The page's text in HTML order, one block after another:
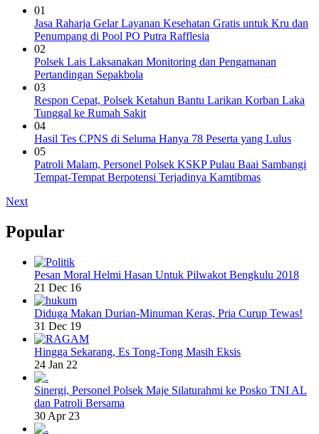
01
Jasa Raharja Gelar Layanan Kesehatan Gratis untuk Kru dan
Penumpang di Pool PO Putra Rafflesia
02
Polsek Lais Laksanakan Monitoring dan Pengamanan
Pertandingan Sepakbola
03
Respon Cepat, Polsek Ketahun Bantu Larikan Korban Laka
Tunggal ke Rumah Sakit
04
Hasil Tes CPNS di Seluma Hanya 78 Peserta yang Lulus
05
Patroli Malam, Personel Polsek KSKP Pulau Baai Sambangi
Tempat-Tempat Berpotensi Terjadinya Kamtibmas
Next
Popular
Pesan Moral Helmi Hasan Untuk Pilwakot Bengkulu 2018
21 Dec 16
Diduga Makan Durian-Minuman Keras, Pria Curup Tewas!
31 Dec 19
Hingga Sekarang, Es Tong-Tong Masih Eksis
24 Jan 22
Sinergi, Personel Polsek Maje Silaturahmi ke Posko TNI AL
dan Patroli Bersama
30 Apr 23